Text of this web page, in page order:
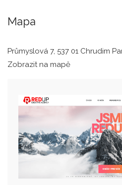
Mapa
Průmyslová 7, 537 01 Chrudim
Zobrazit na mapě